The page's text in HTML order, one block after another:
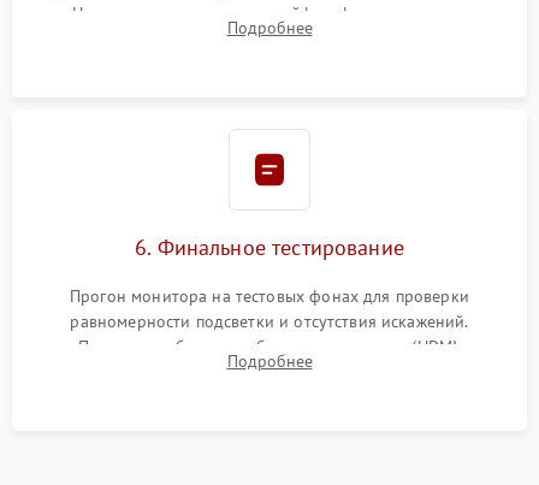
Надежное подключение шлейфов, фиксация плат и
аккуратное защелкивание пластикового корпуса монитора.
Подробнее
6. Финальное тестирование
Прогон монитора на тестовых фонах для проверки
равномерности подсветки и отсутствия искажений.
Проверка работоспособности всех портов (HDMI,
DisplayPort, VGA) и кнопок управления под нагрузкой в
Подробнее